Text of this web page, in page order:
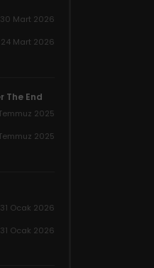
30 Mart 2026
24 Mart 2026
The End
2025
2025
31 Ocak 2026
31 Ocak 2026